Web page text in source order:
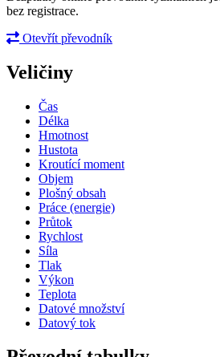
bez registrace.
Otevřít převodník
Veličiny
Čas
Délka
Hmotnost
Hustota
Kroutící moment
Objem
Plošný obsah
Práce (energie)
Průtok
Rychlost
Síla
Tlak
Výkon
Teplota
Datové množství
Datový tok